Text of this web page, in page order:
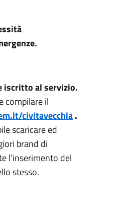
iscritto al servizio.
compilare il
civitavecchia.
scaricare ed
brand di
l’inserimento del
stesso.